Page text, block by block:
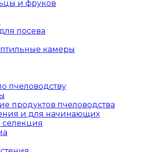
и фруков
посева
камеры
пчеловодству
продуктов пчеловодства
и для начинающих
селекция